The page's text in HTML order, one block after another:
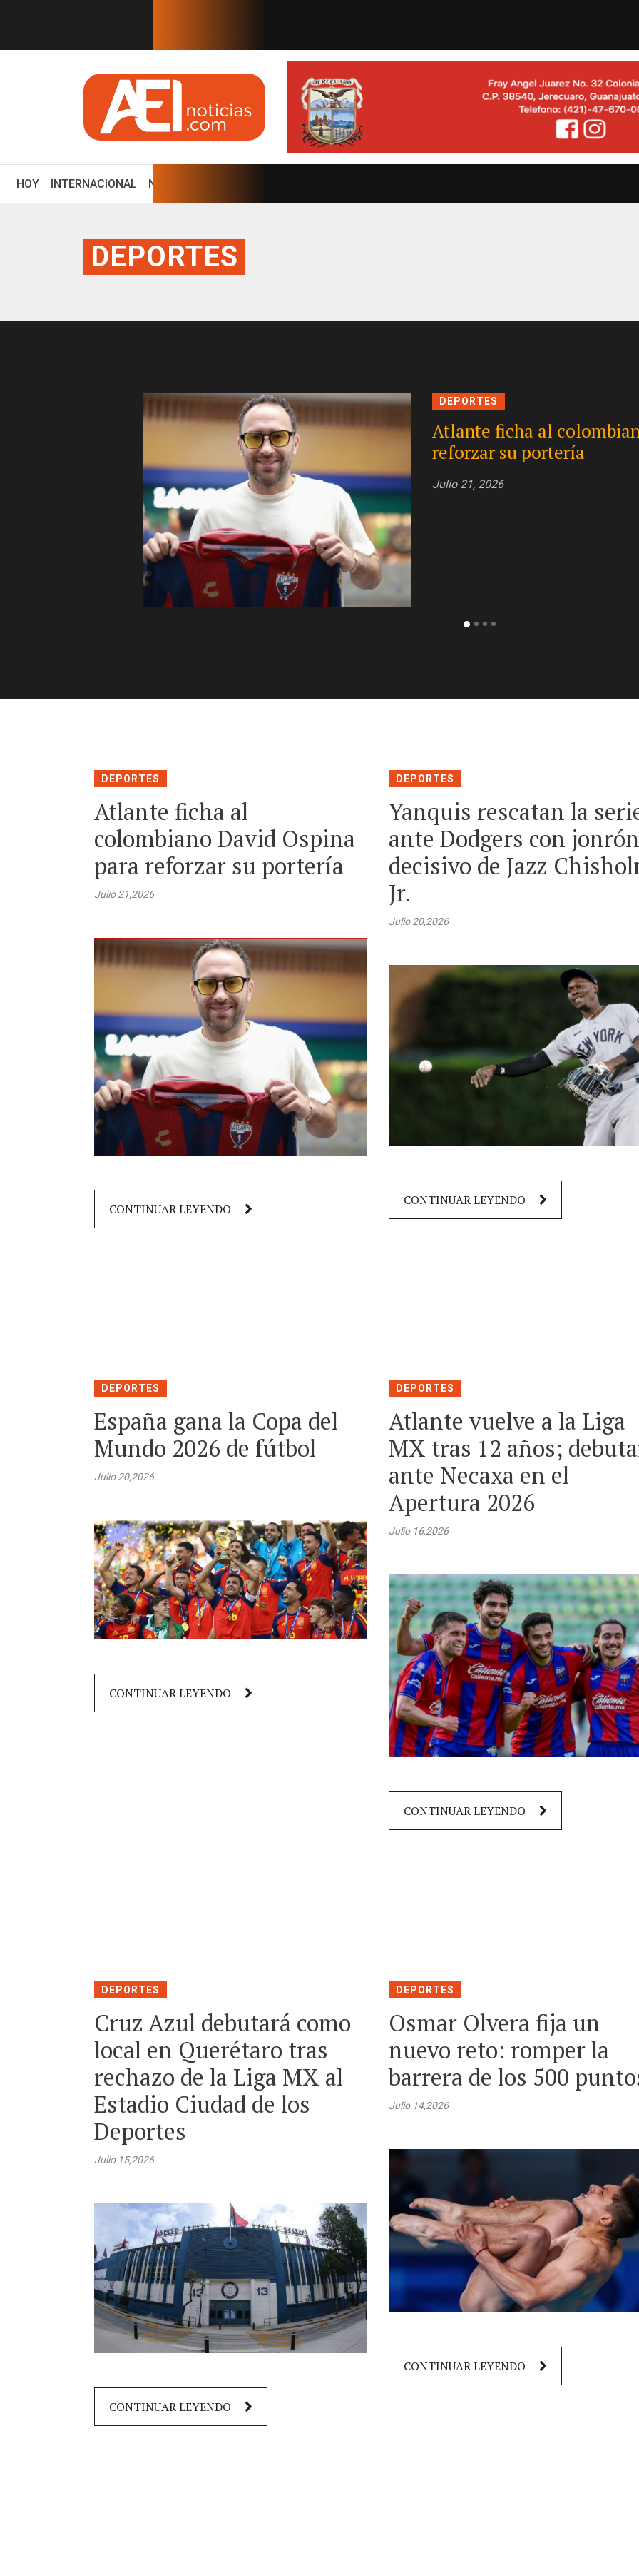
EN TIEMPO REAL
al CJNG y al gobi... El mensaje de Washington al CJNG: ya no es advertenc... Claudia y García
HOY(CURRENT)
INTERNACIONAL NACIONAL
DEPORTES
DEPORTES
Yanquis rescatan la serie
jonrón decisivo de Jazz
Julio 20, 2026
DEPORTES
Atlante ficha al
colombiano David Ospina
para reforzar su portería
Julio 21,2026
CONTINUAR LEYENDO
DEPORTES
Yanquis rescatan la
ante Dodgers con jonrón
decisivo de Jazz
Jr.
Julio 20,2026
CONTINUAR LEYENDO
DEPORTES
España gana la Copa del
Mundo 2026 de fútbol
Julio 20,2026
CONTINUAR LEYENDO
DEPORTES
Atlante vuelve a la Liga
MX tras 12 años;
ante Necaxa en el
Apertura 2026
Julio 16,2026
CONTINUAR LEYENDO
DEPORTES
Cruz Azul debutará como
local en Querétaro tras
rechazo de la Liga MX al
Estadio Ciudad de los
Deportes
Julio 15,2026
CONTINUAR LEYENDO
DEPORTES
Osmar Olvera fija un
nuevo reto: romper la
barrera de los 500
Julio 14,2026
CONTINUAR LEYENDO